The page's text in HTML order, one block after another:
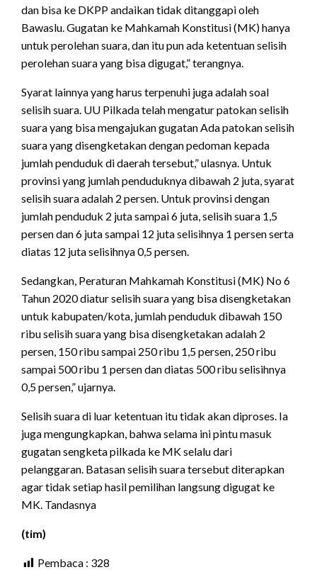
dan bisa ke DKPP andaikan tidak ditanggapi oleh
Bawaslu. Gugatan ke Mahkamah Konstitusi (MK) hanya
untuk perolehan suara, dan itu pun ada ketentuan selisih
perolehan suara yang bisa digugat,” terangnya.
Syarat lainnya yang harus terpenuhi juga adalah soal
selisih suara. UU Pilkada telah mengatur patokan selisih
suara yang bisa mengajukan gugatan Ada patokan selisih
suara yang disengketakan dengan pedoman kepada
jumlah penduduk di daerah tersebut,” ulasnya. Untuk
provinsi yang jumlah penduduknya dibawah 2 juta, syarat
selisih suara adalah 2 persen. Untuk provinsi dengan
jumlah penduduk 2 juta sampai 6 juta, selisih suara 1,5
persen dan 6 juta sampai 12 juta selisihnya 1 persen serta
diatas 12 juta selisihnya 0,5 persen.
Sedangkan, Peraturan Mahkamah Konstitusi (MK) No 6
Tahun 2020 diatur selisih suara yang bisa disengketakan
untuk kabupaten/kota, jumlah penduduk dibawah 150
ribu selisih suara yang bisa disengketakan adalah 2
persen, 150 ribu sampai 250 ribu 1,5 persen, 250 ribu
sampai 500 ribu 1 persen dan diatas 500 ribu selisihnya
0,5 persen,” ujarnya.
Selisih suara di luar ketentuan itu tidak akan diproses. Ia
juga mengungkapkan, bahwa selama ini pintu masuk
gugatan sengketa pilkada ke MK selalu dari
pelanggaran. Batasan selisih suara tersebut diterapkan
agar tidak setiap hasil pemilihan langsung digugat ke
MK. Tandasnya
(tim)
Pembaca : 328